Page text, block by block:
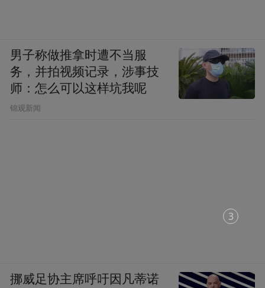
1
男子称做推拿时遭不当服
务，并拍视频记录，涉事技
师：怎么可以这样坑我呢
锦观新闻
挪威足协主席呼吁因凡蒂诺